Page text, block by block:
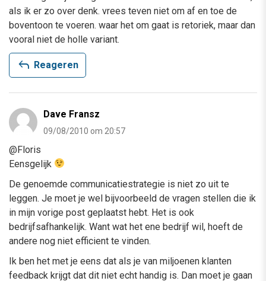
als ik er zo over denk. vrees teven niet om af en toe de
boventoon te voeren. waar het om gaat is retoriek, maar dan
vooral niet de holle variant.
reply Reageren
Dave Fransz
09/08/2010 om 20:57
@Floris
Eensgelijk
De genoemde communicatiestrategie is niet zo uit te
leggen. Je moet je wel bijvoorbeeld de vragen stellen die ik
in mijn vorige post geplaatst hebt. Het is ook
bedrijfsafhankelijk. Want wat het ene bedrijf wil, hoeft de
andere nog niet efficient te vinden.
Ik ben het met je eens dat als je van miljoenen klanten
feedback krijgt dat dit niet echt handig is. Dan moet je gaan